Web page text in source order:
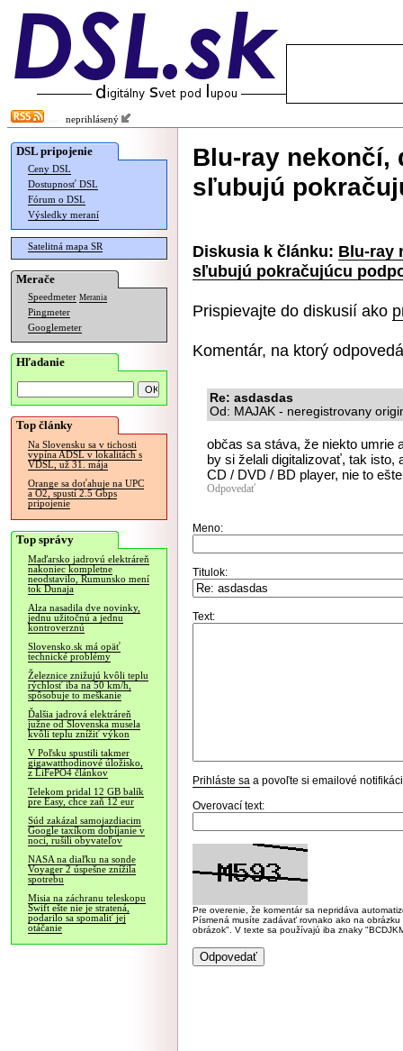
neprihlásený
DSL pripojenie
Ceny DSL
Dostupnosť DSL
Fórum o DSL
Výsledky meraní
Satelitná mapa SR
Merače
Speedmeter Merania
Pingmeter
Googlemeter
Hľadanie
Top články
Na Slovensku sa v tichosti
vypína ADSL v lokalitách s
VDSL, už 31. mája
Orange sa doťahuje na UPC
a O2, spustí 2.5 Gbps
pripojenie
Top správy
Maďarsko jadrovú elektráreň
nakoniec kompletne
neodstavilo, Rumunsko mení
tok Dunaja
Alza nasadila dve novinky,
jednu užitočnú a jednu
kontroverznú
Slovensko.sk má opäť
technické problémy
Železnice znižujú kvôli teplu
rýchlosť iba na 50 km/h,
spôsobuje to meškanie
Ďalšia jadrová elektráreň
južne od Slovenska musela
kvôli teplu znížiť výkon
V Poľsku spustili takmer
gigawatthodinové úložisko,
z LiFePO4 článkov
Telekom pridal 12 GB balík
pre Easy, chce zaň 12 eur
Súd zakázal samojazdiacim
Google taxíkom dobíjanie v
noci, rušili obyvateľov
NASA na diaľku na sonde
Voyager 2 úspešne znížila
spotrebu
Misia na záchranu teleskopu
Swift ešte nie je stratená,
podarilo sa spomaliť jej
otáčanie
Blu-ray nekončí,
sľubujú
Diskusia k článku: Blu-ray
sľubujú pokračujúcu
Prispievajte do diskusií ako
Komentár, na ktorý
Re: asdasdas
Od: MAJAK - neregistrovany
občas sa stáva, že niekto umrie
by si želali digitalizovať, tak isto,
CD / DVD / BD player, nie to
Odpovedať
Meno:
Titulok:
Text:
Prihláste sa a povoľte si emailové
Overovací text:
Pre overenie, že komentár sa nepridáva
Písmená musíte zadávať rovnako ako na
obrázok". V texte sa používajú iba znaky